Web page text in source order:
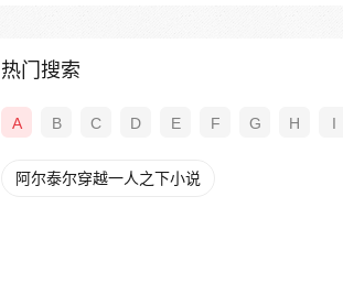
热门搜索
A B C D E F G H I
阿尔泰尔穿越一人之下小说